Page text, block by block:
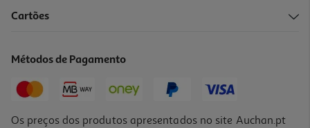
Cartões
Métodos de Pagamento
Os preços dos produtos apresentados no site Auchan.pt